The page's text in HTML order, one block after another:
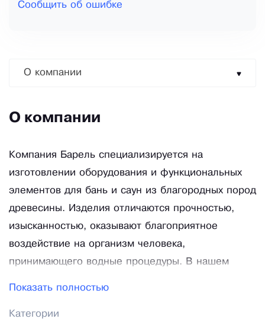
Сообщить об ошибке
О компании
О компании
Компания Барель специализируется на
изготовлении оборудования и функциональных
элементов для бань и саун из благородных пород
древесины. Изделия отличаются прочностью,
изысканностью, оказывают благоприятное
воздействие на организм человека,
принимающего водные процедуры. В нашем
двойные, с пластиковой вставкой, джакузи; ванны
Показать полностью
Категории